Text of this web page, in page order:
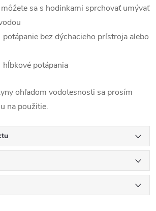
sa s hodinkami sprchovať umývať
bez dýchacieho prístroja alebo
potápania
ohľadom vodotesnosti sa prosím
na použitie.